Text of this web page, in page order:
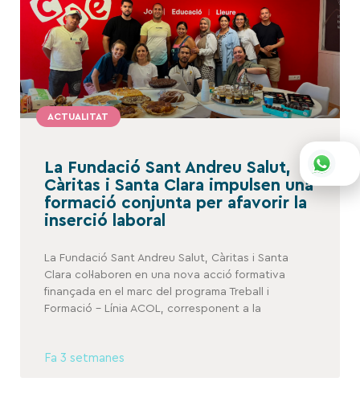
ACTUALITAT
La Fundació Sant Andreu Salut,
Càritas i Santa Clara impulsen una
formació conjunta per afavorir la
inserció laboral
La Fundació Sant Andreu Salut, Càritas i Santa
Clara col·laboren en una nova acció formativa
finançada en el marc del programa Treball i
Formació – Línia ACOL, corresponent a la
Fa 3 setmanes